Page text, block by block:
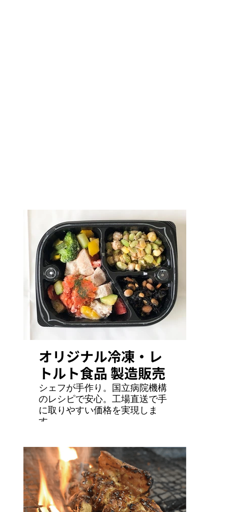
オリジナル冷凍・レ
トルト食品 製造販売
シェフが手作り。国立病院機構
のレシピで安心。工場直送で手
に取りやすい価格を実現しま
す。